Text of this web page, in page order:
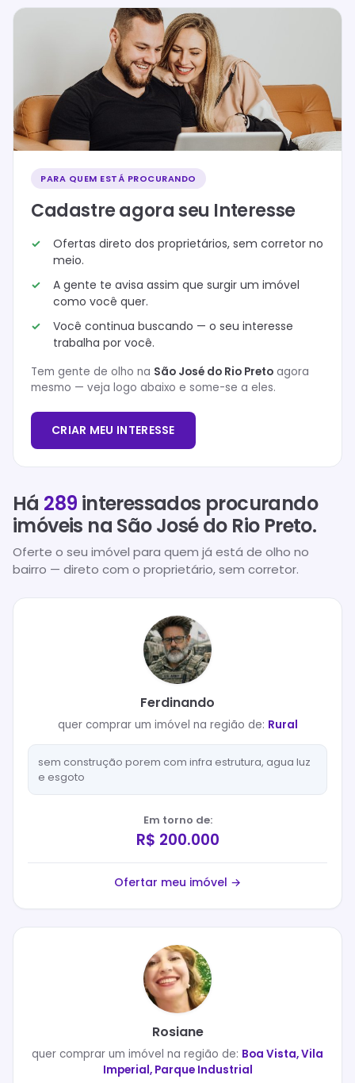
PARA QUEM ESTÁ PROCURANDO
Cadastre agora seu Interesse
Ofertas direto dos proprietários, sem corretor no
meio.
A gente te avisa assim que surgir um imóvel
como você quer.
Você continua buscando — o seu interesse
trabalha por você.
Tem gente de olho na São José do Rio Preto agora
mesmo — veja logo abaixo e some-se a eles.
CRIAR MEU INTERESSE
Há 289 interessados procurando
imóveis na São José do Rio Preto.
Oferte o seu imóvel para quem já está de olho no
bairro — direto com o proprietário, sem corretor.
Ferdinando
quer comprarum imóvel na região de: Rural
sem construção porem com infra estrutura, agua luz
e esgoto
Em torno de:
R$ 200.000
Ofertar meu imóvel →
Rosiane
quer comprar um imóvel na região de: Boa Vista, Vila
Imperial, Parque Industrial